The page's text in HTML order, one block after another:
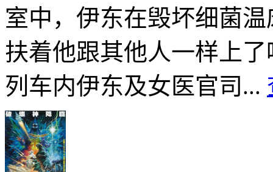
室中，伊东在毁坏细菌
扶着他跟其他人一样上
列车内伊东及女医官司...